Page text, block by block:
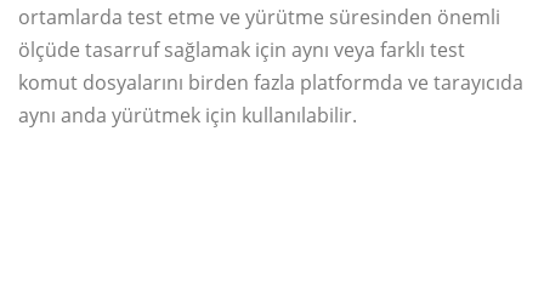
ortamlarda test etme ve yürütme süresinden önemli
ölçüde tasarruf sağlamak için aynı veya farklı test
komut dosyalarını birden fazla platformda ve tarayıcıda
aynı anda yürütmek için kullanılabilir.